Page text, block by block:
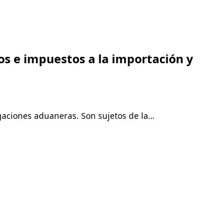
e impuestos a la importación y
aduaneras. Son sujetos de la…